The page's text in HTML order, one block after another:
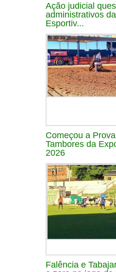
Ação judicial
administrativos
Esportiv...
Começou a
Tambores da
2026
Falência e